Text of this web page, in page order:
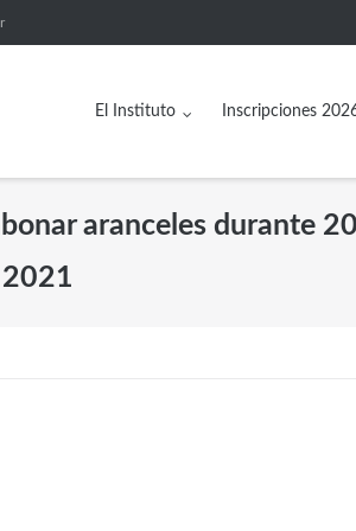
El Instituto Inscripciones
aranceles durante